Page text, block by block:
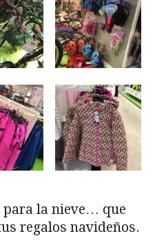
para la nieve… que
regalos navideños.